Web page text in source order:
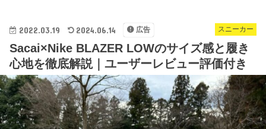
スニーカー
2022.03.19 2024.06.14 広告
Sacai×Nike BLAZER LOWのサイズ感と履き
心地を徹底解説｜ユーザーレビュー評価付き